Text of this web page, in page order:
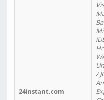
24instant.com
/